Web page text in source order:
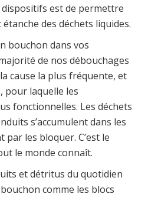
dispositifs est de permettre
des déchets liquides.
bouchon dans vos
de nos débouchages
cause la plus fréquente, et
pour laquelle les
fonctionnelles. Les déchets
s’accumulent dans les
les bloquer. C’est le
le monde connaît.
et détritus du quotidien
comme les blocs